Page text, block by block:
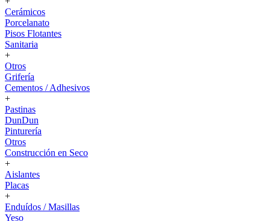
Cerámicos
Porcelanato
Pisos Flotantes
Sanitaria
+
Otros
Grifería
Cementos / Adhesivos
+
Pastinas
DunDun
Pinturería
Otros
Construcción en Seco
+
Aislantes
Placas
+
Enduídos / Masillas
Yeso